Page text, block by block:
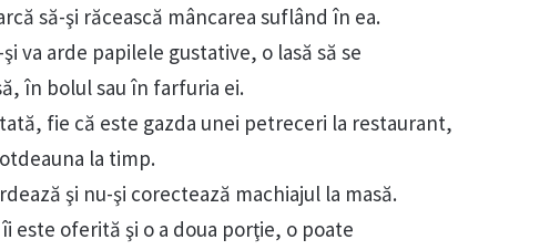
să-şi răcească mâncarea suflând în ea.
va arde papilele gustative, o lasă să se
în bolul sau în farfuria ei.
fie că este gazda unei petreceri la restaurant,
la timp.
şi nu-şi corectează machiajul la masă.
este oferită şi o a doua porţie, o poate